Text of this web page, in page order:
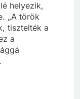
helyezik,
„A török
tisztelték a
a